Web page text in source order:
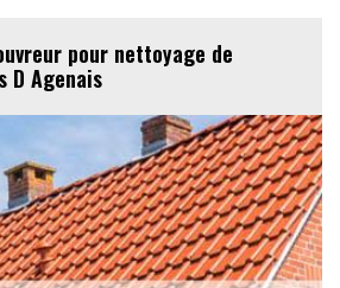
pour nettoyage de
D Agenais